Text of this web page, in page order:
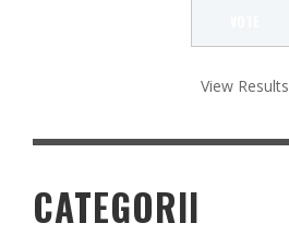
View Results
CATEGORII